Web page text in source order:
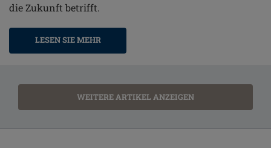
die Zukunft betrifft.
LESEN SIE MEHR
WEITERE ARTIKEL ANZEIGEN